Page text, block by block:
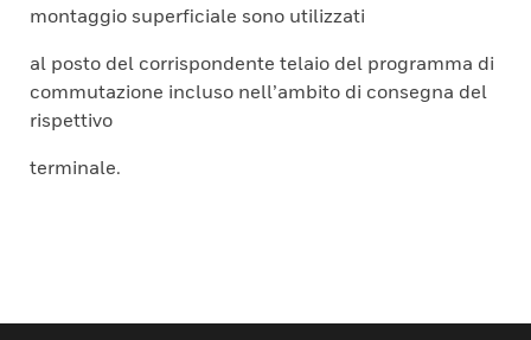
montaggio superficiale sono utilizzati
al posto del corrispondente telaio del programma di
commutazione incluso nell’ambito di consegna del
rispettivo
terminale.